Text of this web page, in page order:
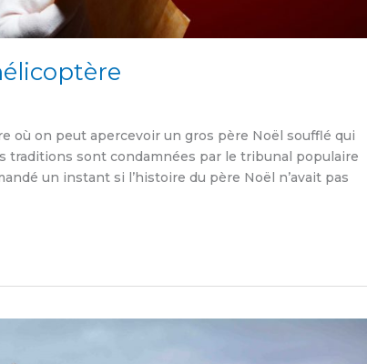
où on peut apercevoir un gros père Noël soufflé qui
sont condamnées par le tribunal populaire
un instant si l’histoire du père Noël n’avait pas